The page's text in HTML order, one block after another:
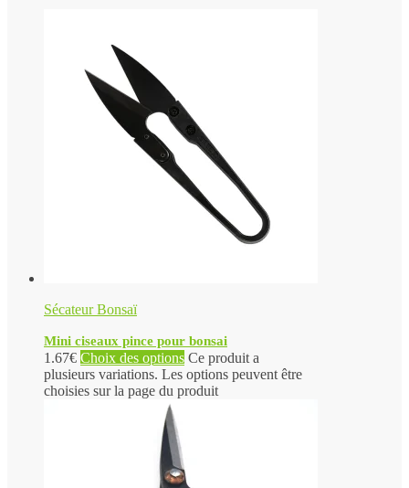
Sécateur Bonsaï
Mini ciseaux pince pour bonsai
1.67€ Choix des options Ce produit a
plusieurs variations. Les options peuvent être
choisies sur la page du produit